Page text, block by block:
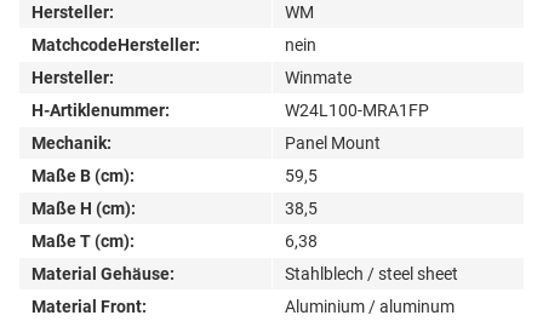
Hersteller:
WM
MatchcodeHersteller:
nein
Hersteller:
Winmate
H-Artiklenummer:
W24L100-MRA1FP
Mechanik:
Panel Mount
Maße B (cm):
59,5
Maße H (cm):
38,5
Maße T (cm):
6,38
Material Gehäuse:
Stahlblech / steel sheet
Material Front:
Aluminium / aluminum